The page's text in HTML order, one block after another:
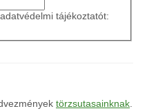
tájékoztatót:
törzsutasainknak.